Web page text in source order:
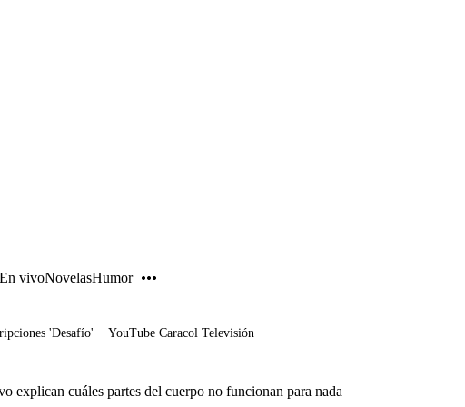
En vivoNovelasHumor
'Desafío' YouTube Caracol Televisión
explican cuáles partes del cuerpo no funcionan para nada